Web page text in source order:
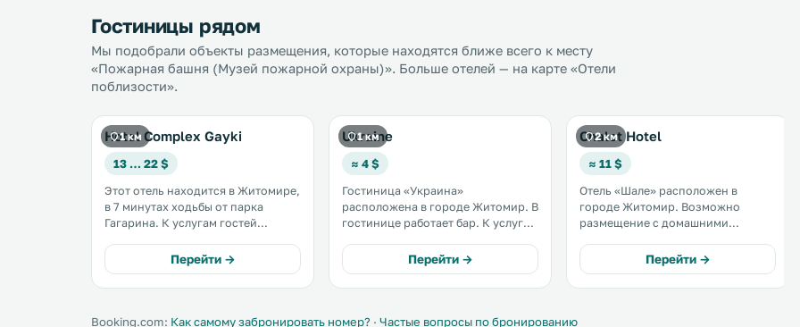
Гостиницы рядом
Мы подобрали объекты размещения, которые находятся ближе всего к месту
«Пожарная башня (Музей пожарной охраны)». Больше отелей — на карте «Отели
поблизости».
1 км
Hotel Complex Gayki
13 … 22 $
Этот отель находится в Житомире,
в 7 минутах ходьбы от парка
Гагарина. К услугам гостей
кондиционерами и телевизорами
с плоскими экранами. .
Перейти →
1 км
Ukraine
≈ 4 $
Гостиница «Украина»
расположена в городе Житомир. В
гостинице работает бар. К услугам
прилегающей территории. Гости
размещаются в номерах с
собственной ванной комнатой. .
Перейти →
2 км
Chalet Hotel
≈ 11 $
Отель «Шале» расположен в
городе Житомир. Возможно
размещение с домашними
работает ресторан,
предоставляется бесплатный Wi-Fi
и обустроена бесплатная частная
Перейти →
Booking.com: Как самому забронировать номер? · Частые вопросы по бронированию